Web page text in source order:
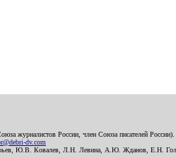
журналистов России, член Союза писателей
dv.com
Юрьев, Ю.В. Ковалев, Л.Н. Левина, А.Ю. Жданов, Е.Н.